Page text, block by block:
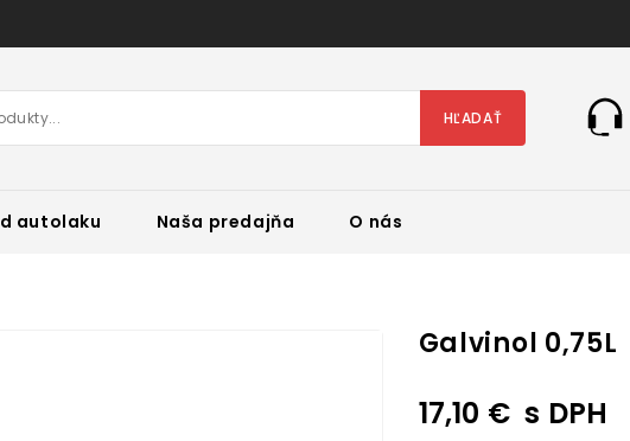
HĽADAŤ
autolaku Naša predajňa O nás
Galvinol 0,75L
17,10 € s DPH